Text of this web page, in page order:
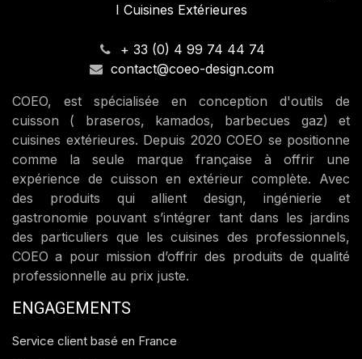
I Cuisines Extérieures
+ 33 (0) 4 99 74 44 74
contact@coeo-design.com
COEO, est spécialisée en conception d'outils de
cuisson ( braseros, kamados, barbecues gaz) et
cuisines extérieures. Depuis 2020 COEO se positionne
comme la seule marque française à offrir une
expérience de cuisson en extérieur complète. Avec
des produits qui allient design, ingénierie et
gastronomie pouvant s’intégrer tant dans les jardins
des particuliers que les cuisines des professionnels,
COEO a pour mission d’offrir des produits de qualité
professionnelle au prix juste.
ENGAGEMENTS
Service client basé en France